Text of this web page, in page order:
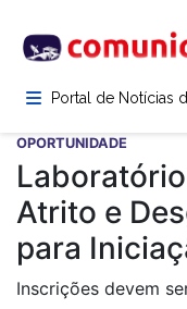
para
conteúdoPortal de Notícias
OPORTUNIDADE
Atrito e
para
Inscrições devem